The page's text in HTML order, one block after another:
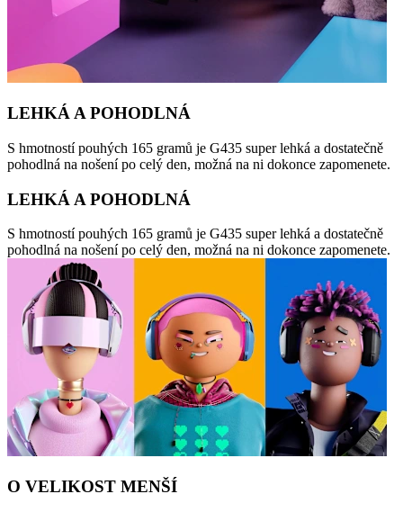
LEHKÁ A POHODLNÁ
S hmotností pouhých 165 gramů je G435 super lehká a dostatečně
pohodlná na nošení po celý den, možná na ni dokonce zapomenete.
LEHKÁ A POHODLNÁ
S hmotností pouhých 165 gramů je G435 super lehká a dostatečně
pohodlná na nošení po celý den, možná na ni dokonce zapomenete.
O VELIKOST MENŠÍ